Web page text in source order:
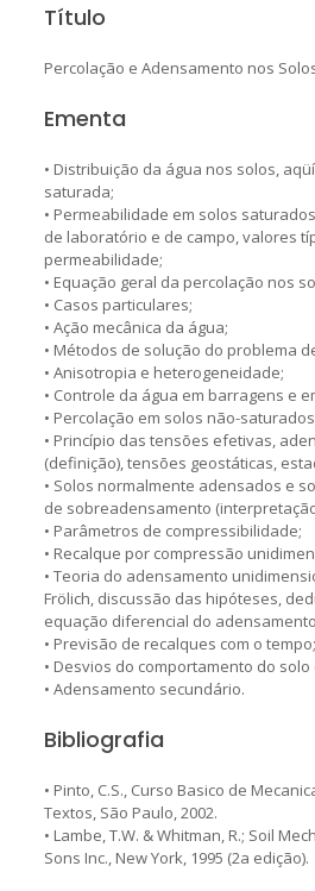
Título
Percolação e Adensamento nos
Ementa
• Distribuição da água nos solos,
saturada;
• Permeabilidade em solos
de laboratório e de campo, valores
permeabilidade;
• Equação geral da percolação nos
• Casos particulares;
• Ação mecânica da água;
• Métodos de solução do problema
• Anisotropia e heterogeneidade;
• Controle da água em barragens e
• Percolação em solos não-
• Princípio das tensões efetivas,
(definição), tensões geostáticas,
• Solos normalmente adensados e
de sobreadensamento
• Parâmetros de compressibilidade;
• Recalque por compressão
• Teoria do adensamento
Frölich, discussão das hipóteses,
equação diferencial do
• Previsão de recalques com o tempo;
• Desvios do comportamento do
• Adensamento secundário.
Bibliografia
• Pinto, C.S., Curso Basico de
Textos, São Paulo, 2002.
• Lambe, T.W. & Whitman, R.; Soil
Sons Inc., New York, 1995 (2a edição).